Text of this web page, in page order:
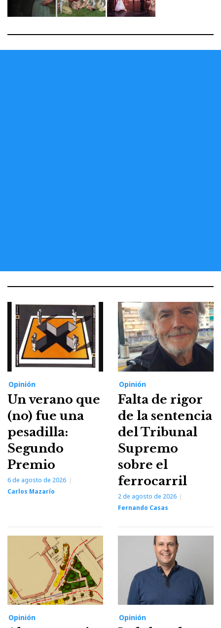
Opinión
Un verano que
(no) fue una
pesadilla:
Segundo
Premio
6 de agosto de 2026
Carlos Mazarío
Opinión
Falta de rigor
de la sentencia
del Tribunal
Supremo
sobre el
ferrocarril
2 de agosto de 2026
Fernando Casas
Opinión Opinión